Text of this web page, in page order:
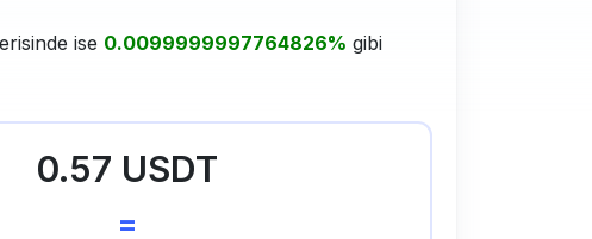
ise 0.0099999997764826% gibi
0.57 USDT
=